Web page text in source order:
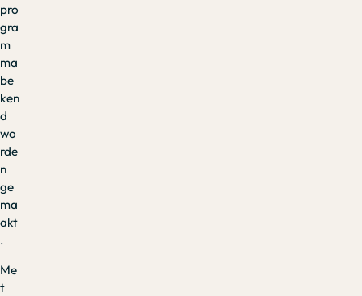
pro
gra
m
ma
be
ken
d
wo
rde
n
ge
ma
akt
.
Me
t